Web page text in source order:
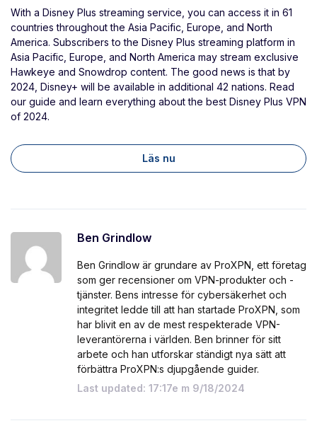
With a Disney Plus streaming service, you can access it in 61
countries throughout the Asia Pacific, Europe, and North
America. Subscribers to the Disney Plus streaming platform in
Asia Pacific, Europe, and North America may stream exclusive
Hawkeye and Snowdrop content. The good news is that by
2024, Disney+ will be available in additional 42 nations. Read
our guide and learn everything about the best Disney Plus VPN
of 2024.
Läs nu
Ben Grindlow
Ben Grindlow är grundare av ProXPN, ett företag
som ger recensioner om VPN-produkter och -
tjänster. Bens intresse för cybersäkerhet och
integritet ledde till att han startade ProXPN, som
har blivit en av de mest respekterade VPN-
leverantörerna i världen. Ben brinner för sitt
arbete och han utforskar ständigt nya sätt att
förbättra ProXPN:s djupgående guider.
Last updated: 17:17e m 9/18/2024